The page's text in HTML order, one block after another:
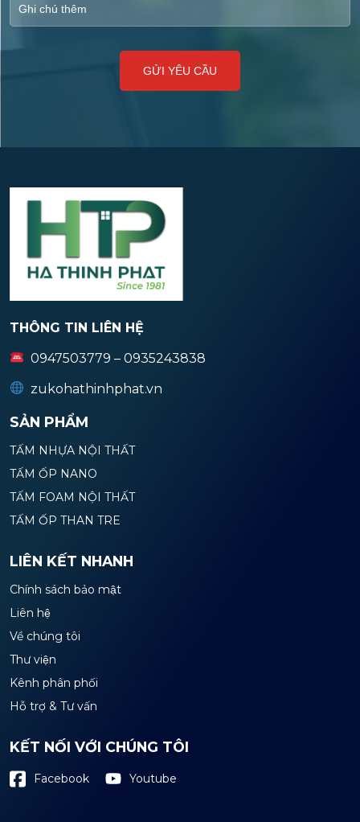
THÔNG TIN LIÊN HỆ
0947503779 – 0935243838
zukohathinhphat.vn
SẢN PHẨM
TẤM NHỰA NỘI THẤT
TẤM ỐP NANO
TẤM FOAM NỘI THẤT
TẤM ỐP THAN TRE
LIÊN KẾT NHANH
Chính sách bảo mật
Liên hệ
Về chúng tôi
Thư viện
Kênh phân phối
Hỗ trợ & Tư vấn
KẾT NỐI VỚI CHÚNG TÔI
Facebook Youtube